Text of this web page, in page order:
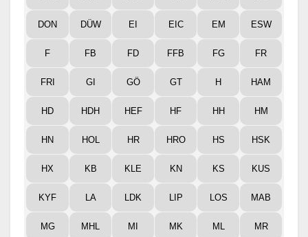
DON DÜW EI EIC EM ESW
F FB FD FFB FG FR
FRI GI GÖ GT H HAM
HD HDH HEF HF HH HM
HN HOL HR HRO HS HSK
HX KB KLE KN KS KUS
KYF LA LDK LIP LOS MAB
MG MHL MI MK ML MR